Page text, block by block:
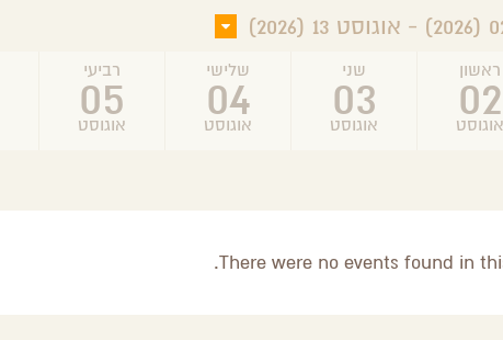
ראשון
02
אוגוסט
שני
03
אוגוסט
שלישי
04
אוגוסט
רביעי
05
אוגוסט
There were no events found in